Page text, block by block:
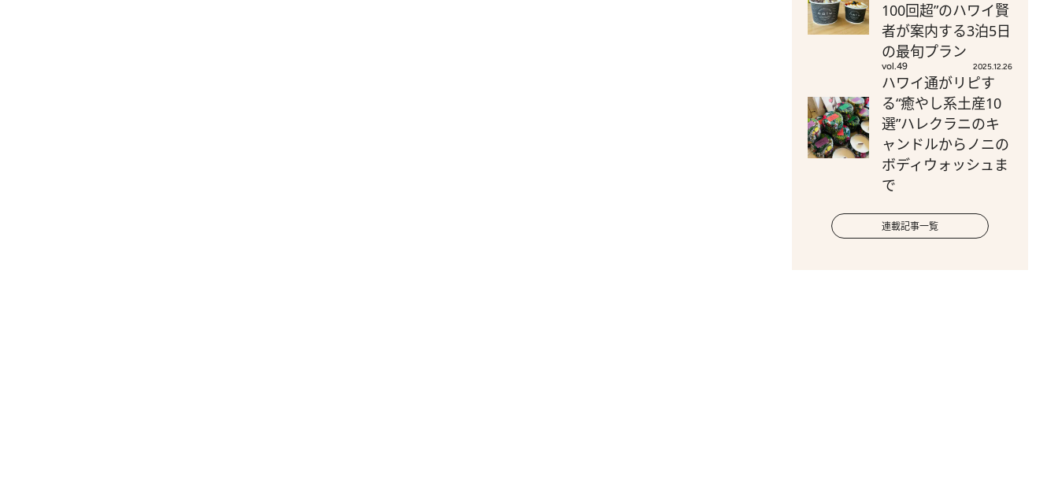
100回超”のハワイ賢
者が案内する3泊5日
の最旬プラン
vol.49 2025.12.26
ハワイ通がリピす
る“癒やし系土産10
選”ハレクラニのキ
ャンドルからノニの
ボディウォッシュま
で
連載記事一覧